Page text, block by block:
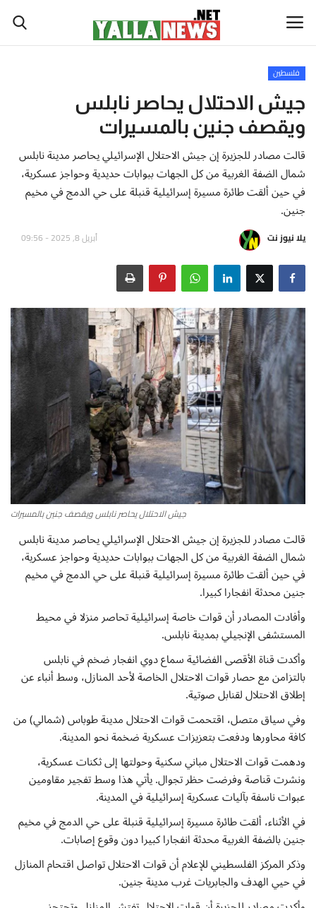
أخبار العالم
أخبار الوطن العربي
سياسة واقتصاد
رياضة
ثقافة وفن
تكنولوجيا وعلوم
صحة ولياقة
أطباق من المطابخ العربية
سياحة وسفر
منوعات عامة
جاليري الفن التشكيلي
من نحن
البنود والشروط
رئيس التحرير
إتصل بنا
فلسطين
جيش الاحتلال يحاصر نابلس
ويقصف جنين بالمسيرات
قالت مصادر للجزيرة إن جيش الاحتلال الإسرائيلي يحاصر مدينة نابلس
شمال الضفة الغربية من كل الجهات ببوابات حديدية وحواجز عسكرية،
في حين ألقت طائرة مسيرة إسرائيلية قنبلة على حي الدمج في مخيم
جنين.
يلا نيوز نت أبريل 8, 2025 - 09:56
جيش الاحتلال يحاصر نابلس ويقصف جنين بالمسيرات
قالت مصادر للجزيرة إن جيش الاحتلال الإسرائيلي يحاصر مدينة نابلس
شمال الضفة الغربية من كل الجهات ببوابات حديدية وحواجز عسكرية،
في حين ألقت طائرة مسيرة إسرائيلية قنبلة على حي الدمج في مخيم
جنين محدثة انفجارا كبيرا.
وأفادت المصادر أن قوات خاصة إسرائيلية تحاصر منزلا في محيط
المستشفى الإنجيلي بمدينة نابلس.
وأكدت قناة الأقصى الفضائية سماع دوي انفجار ضخم في نابلس
بالتزامن مع حصار قوات الاحتلال الخاصة لأحد المنازل، وسط أنباء عن
إطلاق الاحتلال لقنابل صوتية.
وفي سياق متصل، اقتحمت قوات الاحتلال مدينة طوباس (شمالي) من
كافة محاورها ودفعت بتعزيزات عسكرية ضخمة نحو المدينة.
ودهمت قوات الاحتلال مباني سكنية وحولتها إلى ثكنات عسكرية،
ونشرت قناصة وفرضت حظر تجوال. يأتي هذا وسط تفجير مقاومين
عبوات ناسفة بآليات عسكرية إسرائيلية في المدينة.
في الأثناء، ألقت طائرة مسيرة إسرائيلية قنبلة على حي الدمج في مخيم
جنين بالضفة الغربية محدثة انفجارا كبيرا دون وقوع إصابات.
وذكر المركز الفلسطيني للإعلام أن قوات الاحتلال تواصل اقتحام المنازل
في حيي الهدف والجابريات غرب مدينة جنين.